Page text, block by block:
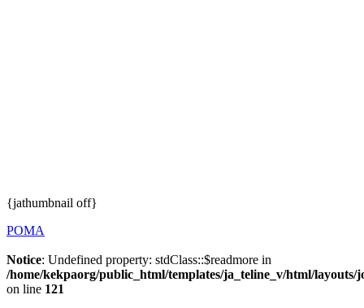
{jathumbnail off}
ΡΟΜΑ
Notice: Undefined property: stdClass::$readmore in
/home/kekpaorg/public_html/templates/ja_teline_v/html/layouts/
on line 121